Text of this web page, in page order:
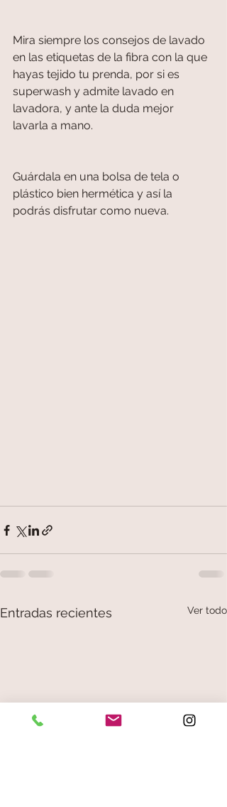
Mira siempre los consejos de lavado
en las etiquetas de la fibra con la que
hayas tejido tu prenda, por si es
superwash y admite lavado en
lavadora, y ante la duda mejor
lavarla a mano.
Guárdala en una bolsa de tela o
plástico bien hermética y así la
podrás disfrutar como nueva.
Entradas recientes Ver todo